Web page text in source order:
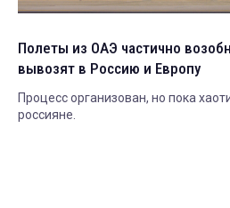
Полеты из ОАЭ частично
вывозят в Россию и Европу
Процесс организован, но пока
россияне.